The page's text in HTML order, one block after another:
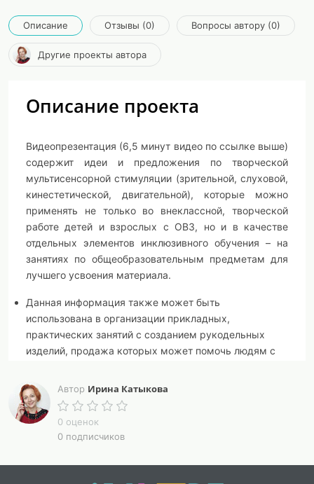
Описание Отзывы (0) Вопросы автору (0)
Другие проекты автора
Описание проекта
Видеопрезентация (6,5 минут видео по ссылке выше)
содержит идеи и предложения по творческой
мультисенсорной стимуляции (зрительной, слуховой,
кинестетической, двигательной), которые можно
применять не только во внеклассной, творческой
работе детей и взрослых с ОВЗ, но и в качестве
отдельных элементов инклюзивного обучения – на
занятиях по общеобразовательным предметам для
лучшего усвоения материала.
Данная информация также может быть
использована в организации прикладных,
практических занятий с созданием рукодельных
изделий, продажа которых может помочь людям с
Автор видеодоклада - врач, детский невролог,
психолог, арт-терапевт Ирина Катыкова, социальный
арт-волонтер благотворительного фонда "Старость в
радость",
Автор Ирина Катыкова
0 оценок
0 подписчиков